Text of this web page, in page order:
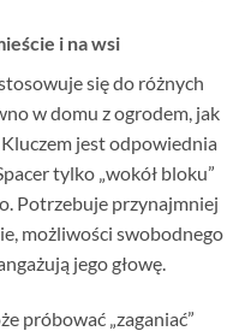
i na wsi
się do różnych
w domu z ogrodem, jak
jest odpowiednia
tylko „wokół bloku”
Potrzebuje przynajmniej
możliwości swobodnego
jego głowę.
próbować „zaganiać”